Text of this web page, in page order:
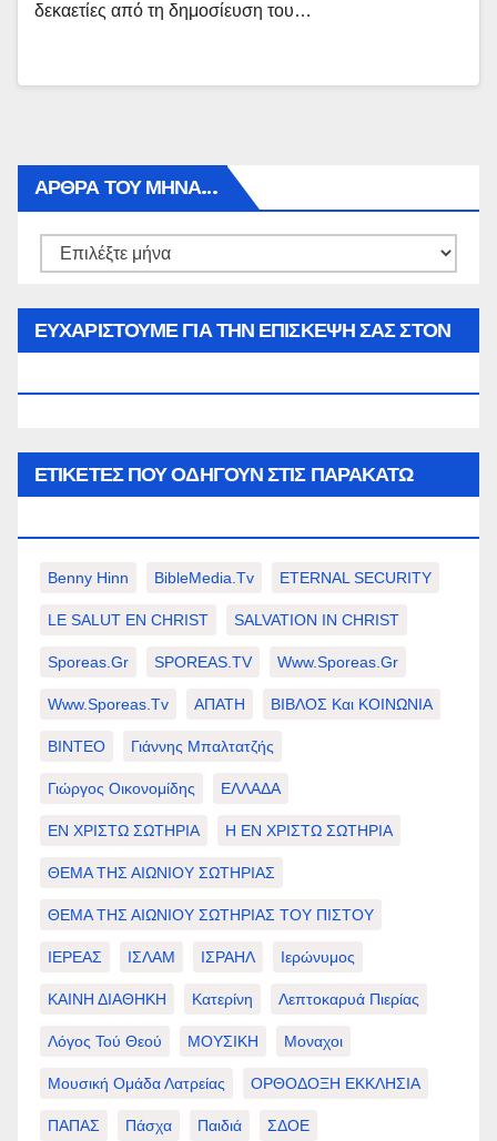
δεκαετίες από τη δημοσίευση του…
ΑΡΘΡΑ ΤΟΥ ΜΉΝΑ…
Αρθρα
ΕΥΧΑΡΙΣΤΟΥΜΕ ΓΙΑ ΤΗΝ ΕΠΙΣΚΕΨΗ ΣΑΣ ΣΤΟΝ
ΕΤΙΚΈΤΕΣ ΠΟΥ ΟΔΗΓΟΎΝ ΣΤΙΣ ΠΑΡΑΚΆΤΩ
Benny Hinn BibleMedia.tv ETERNAL SECURITY
LE SALUT EN CHRIST SALVATION IN CHRIST
Sporeas.gr SPOREAS.TV Www.sporeas.gr
Www.sporeas.tv ΑΠΑΤΗ ΒΙΒΛΟΣ Και ΚΟΙΝΩΝΙΑ
ΒΙΝΤΕΟ Γιάννης Μπαλτατζής
Γιώργος Οικονομίδης ΕΛΛΑΔΑ
ΕΝ ΧΡΙΣΤΩ ΣΩΤΗΡΙΑ Η ΕΝ ΧΡΙΣΤΩ ΣΩΤΗΡΙΑ
ΘΕΜΑ ΤΗΣ ΑΙΩΝΙΟΥ ΣΩΤΗΡΙΑΣ
ΘΕΜΑ ΤΗΣ ΑΙΩΝΙΟΥ ΣΩΤΗΡΙΑΣ ΤΟΥ ΠΙΣΤΟΥ
ΙΕΡΕΑΣ ΙΣΛΑΜ ΙΣΡΑΗΛ Ιερώνυμος
ΚΑΙΝΗ ΔΙΑΘΗΚΗ Κατερίνη Λεπτοκαρυά Πιερίας
Λόγος Τού Θεού ΜΟΥΣΙΚΗ Μοναχοι
Μουσική Ομάδα Λατρείας ΟΡΘΟΔΟΞΗ ΕΚΚΛΗΣΙΑ
ΠΑΠΑΣ Πάσχα Παιδιά ΣΔΟΕ